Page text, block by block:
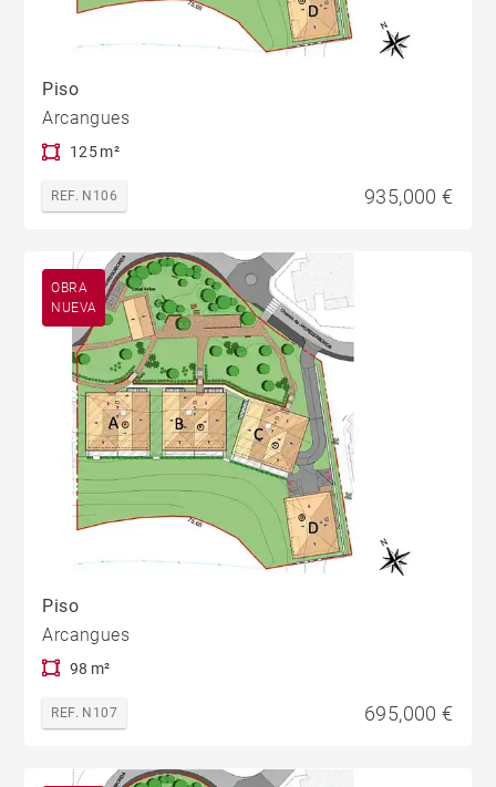
Piso
Arcangues
125 m²
REF. N106 935,000 €
OBRA
NUEVA
Piso
Arcangues
98 m²
REF. N107 695,000 €